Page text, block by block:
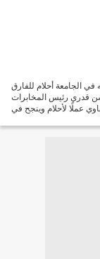
في الجامعة أحلام للفارق
قدري رئيس المخابرات
عملًا لأحلام وينجح في